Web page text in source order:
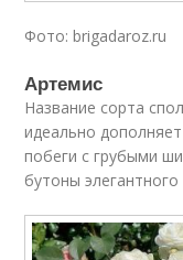
Фото: brigadaroz.ru
Артемис
Название сорта
идеально
побеги с грубыми
бутоны